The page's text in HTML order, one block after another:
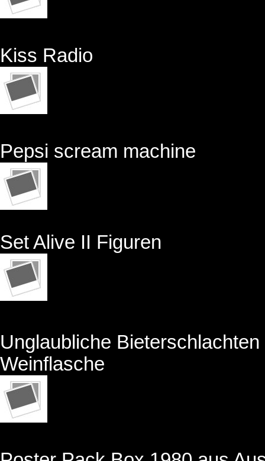
Kiss Radio
Pepsi scream machine
Set Alive II Figuren
Unglaubliche
Weinflasche